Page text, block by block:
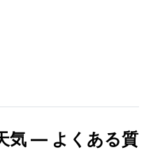
気 — よくある質